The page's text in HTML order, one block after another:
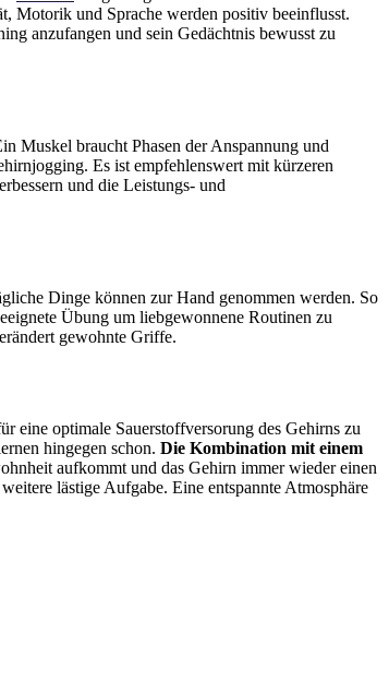
Motorik und Sprache werden positiv beeinflusst.
anzufangen und sein Gedächtnis bewusst zu
Muskel braucht Phasen der Anspannung und
Es ist empfehlenswert mit kürzeren
und die Leistungs- und
Dinge können zur Hand genommen werden. So
Übung um liebgewonnene Routinen zu
gewohnte Griffe.
eine optimale Sauerstoffversorung des Gehirns zu
hingegen schon. Die Kombination mit einem
aufkommt und das Gehirn immer wieder einen
lästige Aufgabe. Eine entspannte Atmosphäre